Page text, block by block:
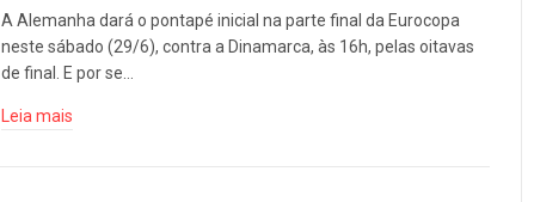
A Alemanha dará o pontapé inicial na parte final da Eurocopa
neste sábado (29/6), contra a Dinamarca, às 16h, pelas oitavas
de final. E por se…
Leia mais